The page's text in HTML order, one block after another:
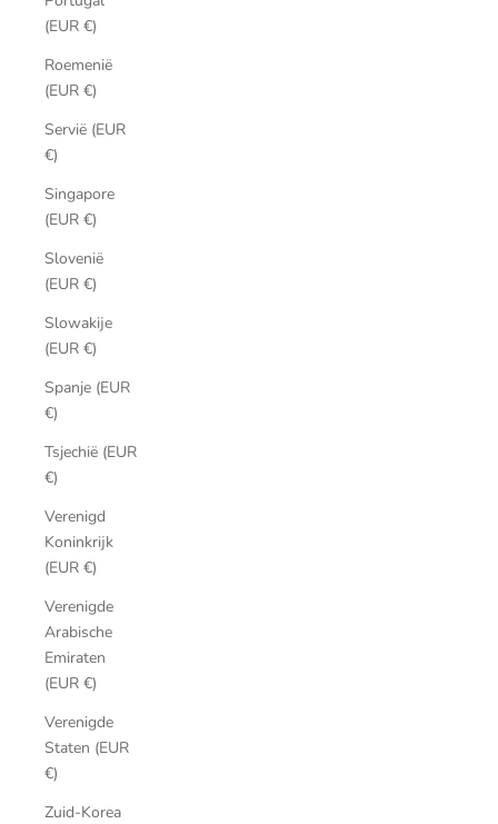
(EUR €)
Roemenië
(EUR €)
Servië (EUR
€)
Singapore
(EUR €)
Slovenië
(EUR €)
Slowakije
(EUR €)
Spanje (EUR
€)
Tsjechië (EUR
€)
Verenigd
Koninkrijk
(EUR €)
Verenigde
Arabische
Emiraten
(EUR €)
Verenigde
Staten (EUR
€)
Zuid-Korea